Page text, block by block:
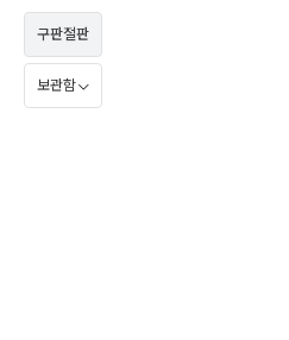
구판절판
보관함